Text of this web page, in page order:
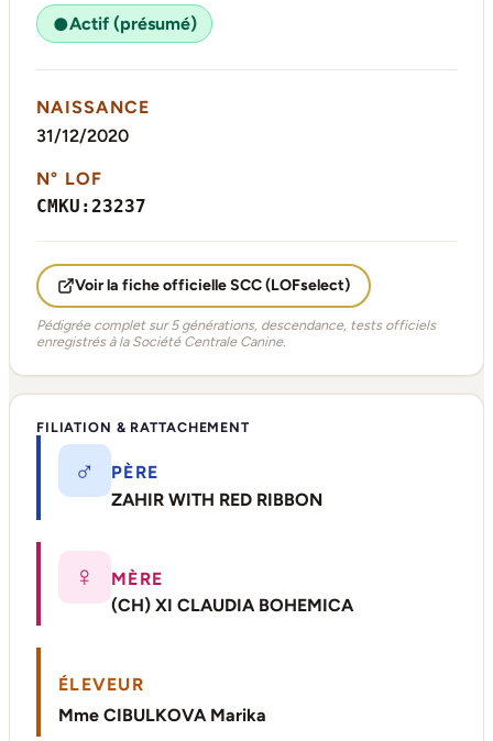
●Actif (présumé)
NAISSANCE
31/12/2020
N° LOF
CMKU:23237
Voir la fiche officielle SCC (LOFselect)
Pédigrée complet sur 5 générations, descendance, tests officiels
enregistrés à la Société Centrale Canine.
FILIATION & RATTACHEMENT
♂
PÈRE
ZAHIR WITH RED RIBBON
♀
MÈRE
(CH) XI CLAUDIA BOHEMICA
ÉLEVEUR
Mme CIBULKOVA Marika